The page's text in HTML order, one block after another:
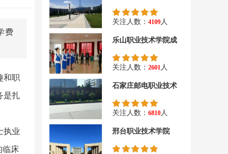
费
和职
是扎
执业
临床
关注人数： 4109人
乐山职业技术学院成
关注人数： 2601人
石家庄邮电职业技术
关注人数： 6810人
邢台职业技术学院